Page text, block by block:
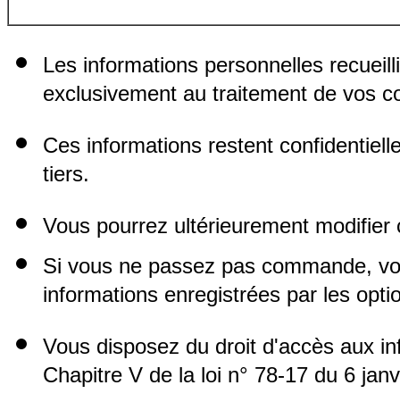
Les informations personnelles
exclusivement au traitement de vos
Ces informations restent
tiers.
Vous pourrez ultérieurement
Si vous ne passez pas commande,
informations enregistrées par les
Vous disposez du droit d'accès aux
Chapitre V de la loi n° 78-17 du 6